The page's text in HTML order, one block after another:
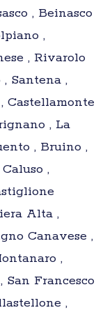
, Beinasco
,
, Rivarolo
Santena ,
Castellamonte
, La
, Bruino ,
,
Alta ,
Canavese ,
,
Francesco
,